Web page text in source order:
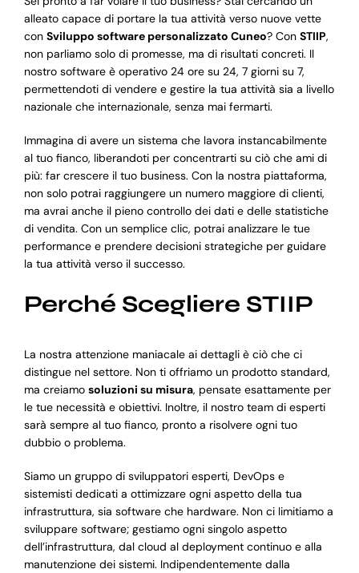
alleato capace di portare la tua attività verso nuove vette
con Sviluppo software personalizzato Cuneo? Con STIIP,
non parliamo solo di promesse, ma di risultati concreti. Il
nostro software è operativo 24 ore su 24, 7 giorni su 7,
permettendoti di vendere e gestire la tua attività sia a livello
nazionale che internazionale, senza mai fermarti.
Immagina di avere un sistema che lavora instancabilmente
al tuo fianco, liberandoti per concentrarti su ciò che ami di
più: far crescere il tuo business. Con la nostra piattaforma,
non solo potrai raggiungere un numero maggiore di clienti,
ma avrai anche il pieno controllo dei dati e delle statistiche
di vendita. Con un semplice clic, potrai analizzare le tue
performance e prendere decisioni strategiche per guidare
la tua attività verso il successo.
Perché Scegliere STIIP
La nostra attenzione maniacale ai dettagli è ciò che ci
distingue nel settore. Non ti offriamo un prodotto standard,
ma creiamo soluzioni su misura, pensate esattamente per
le tue necessità e obiettivi. Inoltre, il nostro team di esperti
sarà sempre al tuo fianco, pronto a risolvere ogni tuo
dubbio o problema.
Siamo un gruppo di sviluppatori esperti, DevOps e
sistemisti dedicati a ottimizzare ogni aspetto della tua
infrastruttura, sia software che hardware. Non ci limitiamo a
sviluppare software; gestiamo ogni singolo aspetto
dell’infrastruttura, dal cloud al deployment continuo e alla
manutenzione dei sistemi. Indipendentemente dalla